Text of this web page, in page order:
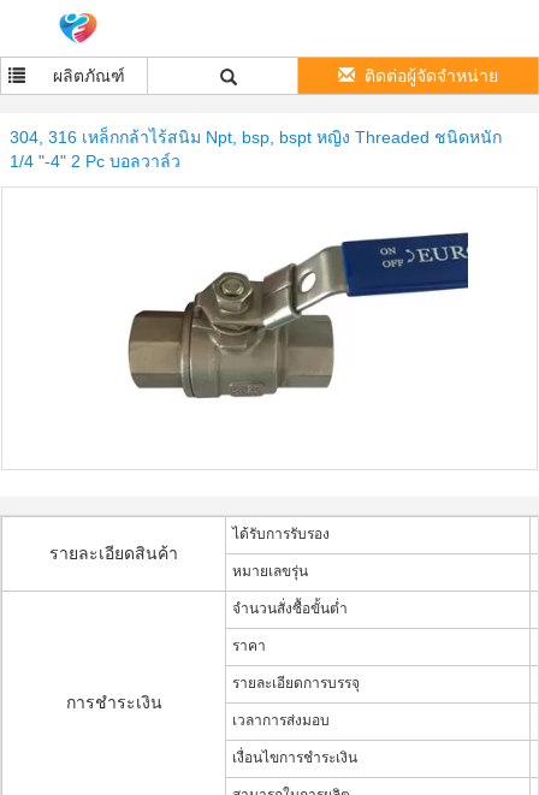
ผลิตภัณฑ์ ติดต่อผู้จัดจำหน่าย
304, 316 เหล็กกล้าไร้สนิม Npt, bsp, bspt หญิง Threaded ชนิดหนัก
1/4 "-4" 2 Pc บอลวาล์ว
รายละเอียดสินค้า
ได้รับการรับรอง
หมายเลขรุ่น
การชำระเงิน
จำนวนสั่งซื้อขั้นต่ำ
ราคา
รายละเอียดการบรรจุ
เวลาการส่งมอบ
เงื่อนไขการชำระเงิน